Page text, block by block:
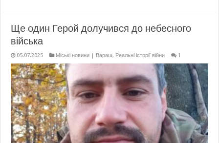
Ще один Герой долучився до небесного
війська
05.07.2025 Міські новини | Вараш, Реальні історії війни 1